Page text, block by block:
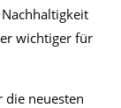
wichtiger für
die neuesten